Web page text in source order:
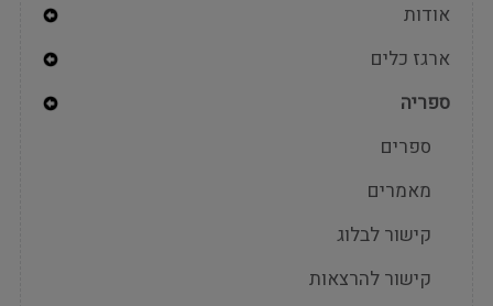
אודות
Expand
Secondary
Navigation
Menu
ארגז כלים
Expand
Secondary
Navigation
Menu
ספריה
Expand
Secondary
Navigation
Menu
ספרים
מאמרים
קישור לבלוג
קישור להרצאות